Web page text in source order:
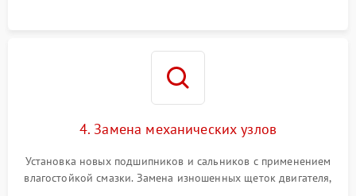
4. Замена механических узлов
Установка новых подшипников и сальников с применением
влагостойкой смазки. Замена изношенных щеток двигателя,